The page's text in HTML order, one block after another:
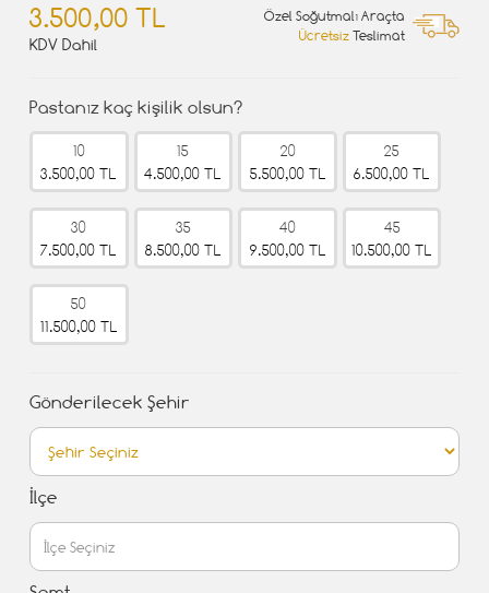
3.500,00 TL
KDV Dahil
Özel Soğutmalı Araçta
Ücretsiz Teslimat
Pastanız kaç kişilik olsun?
10
3.500,00 TL
15
4.500,00 TL
20
5.500,00 TL
25
6.500,00 TL
30
7.500,00 TL
35
8.500,00 TL
40
9.500,00 TL
45
10.500,00 TL
50
11.500,00 TL
Gönderilecek Şehir
İlçe